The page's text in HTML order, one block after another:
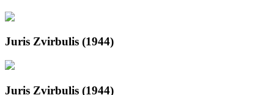
Juris Zvirbulis (1944)
Juris Zvirbulis (1944)